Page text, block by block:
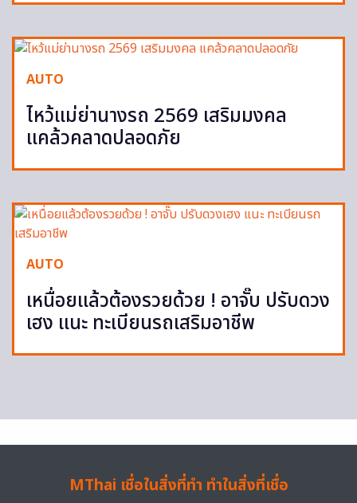
AUTO
ไหว้แม่ย่านางรถ 2569 เสริมมงคล
แคล้วคลาดปลอดภัย
AUTO
เหนื่อยแล้วต้องรวยด้วย ! อาจั๊บ ปรับดวง
เฮง แนะ ทะเบียนรถเสริมอาชีพ
MThai เชื่อในสิ่งที่ทำ ทำในสิ่งที่เชื่อ